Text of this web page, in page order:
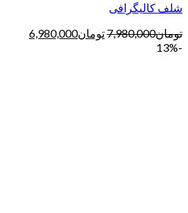
شلف کالیگرافی
تومان7,980,000تومان6,980,000
-13%